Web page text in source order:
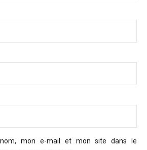
mon e-mail et mon site dans le